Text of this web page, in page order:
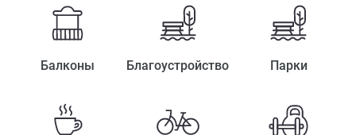
Балконы Благоустройство Парки